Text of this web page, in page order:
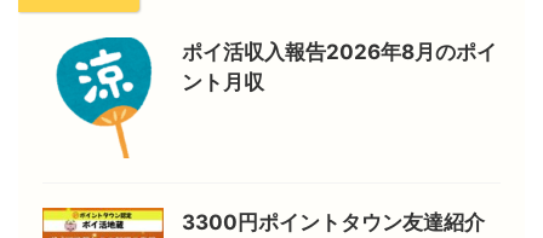
ポイ活収入報告2026年8月のポイ
ント月収
3300円ポイントタウン友達紹介